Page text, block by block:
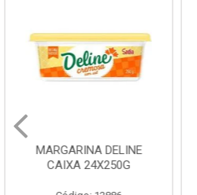
MARGARINA DELINE
CAIXA 24X250G